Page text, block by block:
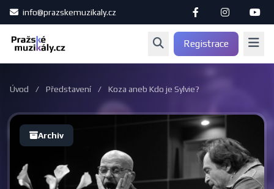
info@prazskemuzikaly.cz
Registrace
Úvod / Představení / Koza aneb Kdo je Sylvie?
Archiv